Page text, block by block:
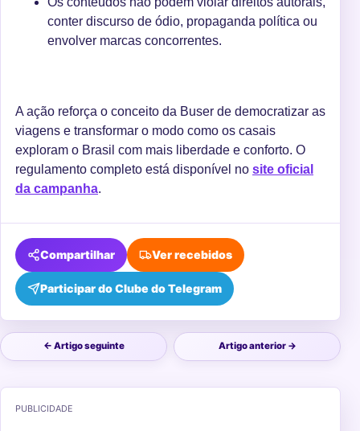
conter discurso de ódio, propaganda política ou
envolver marcas concorrentes.
A ação reforça o conceito da Buser de democratizar as
viagens e transformar o modo como os casais
exploram o Brasil com mais liberdade e conforto. O
regulamento completo está disponível no site oficial
da campanha.
Compartilhar
Participar do Clube do Telegram
Ver recebidos
← Artigo seguinte Artigo anterior →
PUBLICIDADE